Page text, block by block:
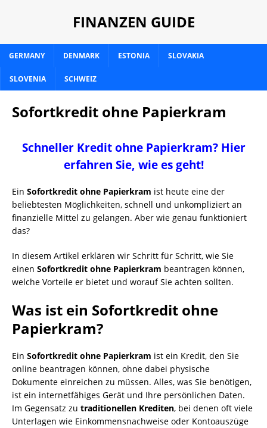
FINANZEN GUIDE
GERMANY DENMARK ESTONIA SLOVAKIA
SLOVENIA SCHWEIZ
Sofortkredit ohne Papierkram
Schneller Kredit ohne Papierkram? Hier
erfahren Sie, wie es geht!
Ein Sofortkredit ohne Papierkram ist heute eine der
beliebtesten Möglichkeiten, schnell und unkompliziert an
finanzielle Mittel zu gelangen. Aber wie genau funktioniert
das?
In diesem Artikel erklären wir Schritt für Schritt, wie Sie
einen Sofortkredit ohne Papierkram beantragen können,
welche Vorteile er bietet und worauf Sie achten sollten.
Was ist ein Sofortkredit ohne
Papierkram?
Ein Sofortkredit ohne Papierkram ist ein Kredit, den Sie
online beantragen können, ohne dabei physische
Dokumente einreichen zu müssen. Alles, was Sie benötigen,
ist ein internetfähiges Gerät und Ihre persönlichen Daten.
Im Gegensatz zu traditionellen Krediten, bei denen oft viele
Unterlagen wie Einkommensnachweise oder Kontoauszüge